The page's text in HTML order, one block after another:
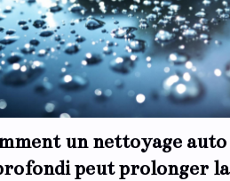
un nettoyage auto
peut prolonger la